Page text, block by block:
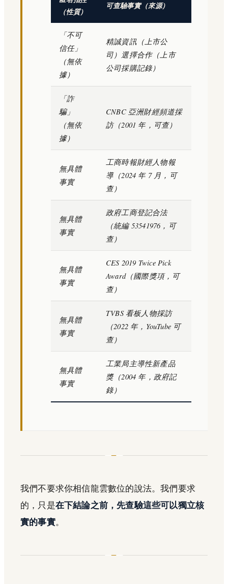
（性質）
可查驗事實（來源）
「不可
信任」
（無依
據）
精誠資訊（上市公
司）選擇合作（上市
公司採購記錄）
「詐
騙」
（無依
據）
CNBC 亞洲財經頻道採
訪（2001 年，可查）
無具體
事實
工商時報財經人物報
導（2024 年 7 月，可
查）
無具體
事實
政府工商登記合法
（統編 53541976，可
查）
無具體
事實
CES 2019 Twice Pick
Award（國際獎項，可
查）
無具體
事實
TVBS 看板人物採訪
（2022 年，YouTube 可
查）
無具體
事實
工業局主導性新產品
獎（2004 年，政府記
錄）
我們不要求你相信龍雲數位的說法。我們要求
的，只是在下結論之前，先查驗這些可以獨立核
實的事實。